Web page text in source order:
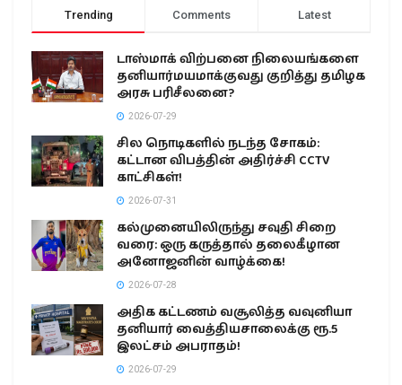
Trending Comments Latest
டாஸ்மாக் விற்பனை நிலையங்களை
தனியார்மயமாக்குவது குறித்து தமிழக
அரசு பரிசீலனை?
2026-07-29
சில நொடிகளில் நடந்த சோகம்:
கட்டான விபத்தின் அதிர்ச்சி CCTV
காட்சிகள்!
2026-07-31
கல்முனையிலிருந்து சவுதி சிறை
வரை: ஒரு கருத்தால் தலைகீழான
அனோஜனின் வாழ்க்கை!
2026-07-28
அதிக கட்டணம் வசூலித்த வவுனியா
தனியார் வைத்தியசாலைக்கு ரூ.5
இலட்சம் அபராதம்!
2026-07-29